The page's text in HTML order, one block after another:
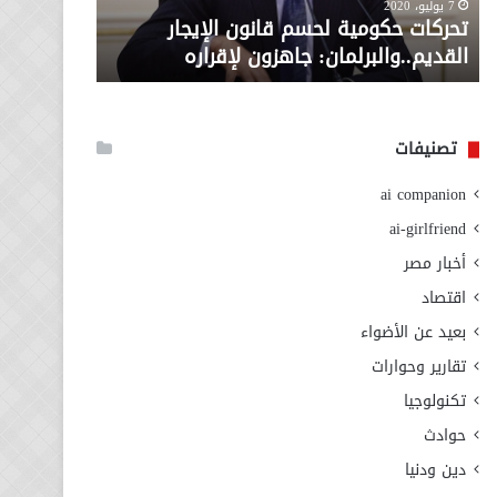
لإقراره
7 يوليو، 2020
تحركات حكومية لحسم قانون الإيجار
القديم..والبرلمان: جاهزون لإقراره
من
وزارة
الاجتماعي
تصنيفات
ai companion
ai-girlfriend
أخبار مصر
اقتصاد
بعيد عن الأضواء
تقارير وحوارات
تكنولوجيا
حوادث
دين ودنيا